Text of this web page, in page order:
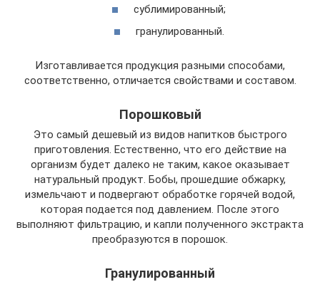
сублимированный;
гранулированный.
Изготавливается продукция разными способами,
соответственно, отличается свойствами и составом.
Порошковый
Это самый дешевый из видов напитков быстрого
приготовления. Естественно, что его действие на
организм будет далеко не таким, какое оказывает
натуральный продукт. Бобы, прошедшие обжарку,
измельчают и подвергают обработке горячей водой,
которая подается под давлением. После этого
выполняют фильтрацию, и капли полученного экстракта
преобразуются в порошок.
Гранулированный